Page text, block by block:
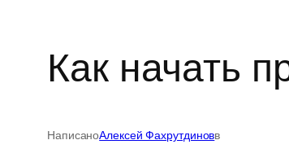
Как начать
НаписаноАлексей Фахрутдиновв